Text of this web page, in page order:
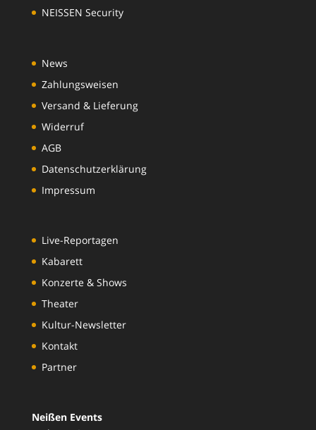
NEISSEN Security
News
Zahlungsweisen
Versand & Lieferung
Widerruf
AGB
Datenschutzerklärung
Impressum
Live-Reportagen
Kabarett
Konzerte & Shows
Theater
Kultur-Newsletter
Kontakt
Partner
Neißen Events